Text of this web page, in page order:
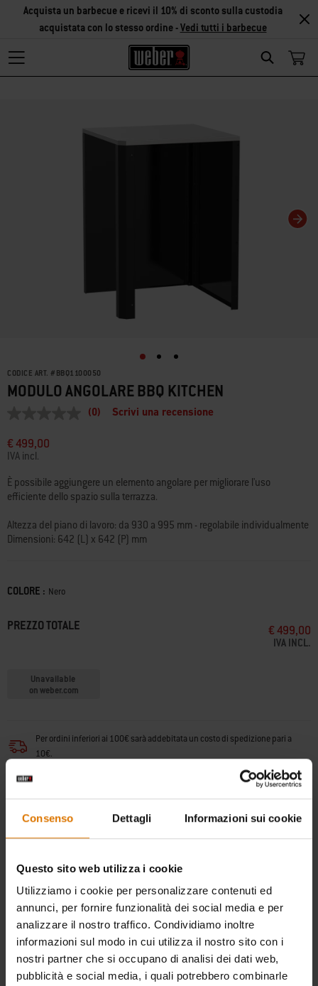
Consenso Dettagli Informazioni sui cookie
Questo sito web utilizza i cookie
Utilizziamo i cookie per personalizzare contenuti ed
annunci, per fornire funzionalità dei social media e per
analizzare il nostro traffico. Condividiamo inoltre
informazioni sul modo in cui utilizza il nostro sito con i
nostri partner che si occupano di analisi dei dati web,
pubblicità e social media, i quali potrebbero combinarle
Search
Acquista un barbecue e ricevi il 10% di sconto sulla custodia
acquistata con lo stesso ordine -Vedi tutti i barbecue
CODICE ART. # BBQ1100050
MODULO ANGOLARE BBQ KITCHEN
Stesso
link
alla
pagina.
(0) Scrivi una recensione
€ 499,00
IVA incl.
È possibile aggiungere un elemento angolare per migliorare l'uso
efficiente dello spazio sulla terrazza.
Altezza del piano di lavoro: da 930 a 995 mm - regolabile individualmente
Dimensioni: 642 (L) x 642 (P) mm
Color
COLORE : Nero
PREZZO TOTALE € 499,00
IVA INCL.
Unavailable
on weber.com
Per ordini inferiori ai 100€ sarà addebitata un costo di spedizione pari a
10€.
I colli superiori a 31,5 Kg verranno consegnati in 6-9 giorni lavorativi dalla
ricezione del pagamento). I colli inferiori a 31,5 Kg verranno consegnati in 6-
9 giorni lavorativi. Le consegne vengono effettuate nei giorni feriali.
Resi gratuiti (maggiori informazioni)
Trova un rivenditore